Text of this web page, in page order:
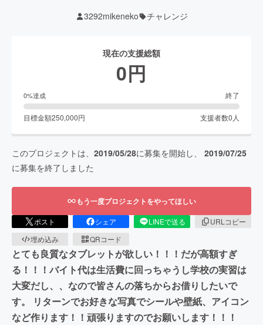
3292mikeneko チャレンジ
現在の支援総額
0円
0%達成 終了
目標金額250,000円 支援者数0 人
このプロジェクトは、 2019/05/28に募集を開始し、 2019/07/25
に募集を終了しました
もう一度プロジェクトをやってほしい
ポスト シェア LINEで送る
URLコピー
埋め込み
QRコード
とても良質なタブレットが欲しい！！！だが高額すぎ
る！！！バイト代は生活費に回っちゃうし学校の実習は
大変だし、、なので皆さんの落ちからお借りしたいで
す。 リターンでお好きな写真でシールや壁紙、アイコン
など作ります！！頑張りますのでお願いします！！！